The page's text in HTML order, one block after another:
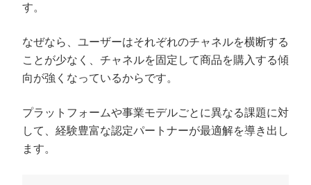
す。
なぜなら、ユーザーはそれぞれのチャネルを横断する
ことが少なく、チャネルを固定して商品を購入する傾
向が強くなっているからです。
プラットフォームや事業モデルごとに異なる課題に対
して、経験豊富な認定パートナーが最適解を導き出し
ます。